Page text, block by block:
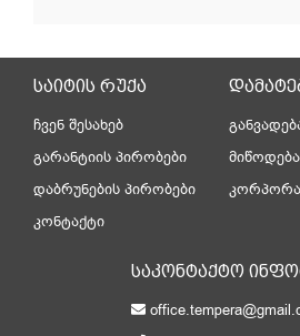
საიტის რუქა
ჩვენ შესახებ
გარანტიის პირობები
დაბრუნების პირობები
კონტაქტი
მიწოდება
საკონტაქტო